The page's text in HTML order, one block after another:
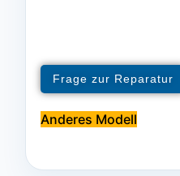
Frage zur Reparatur
Anderes Modell